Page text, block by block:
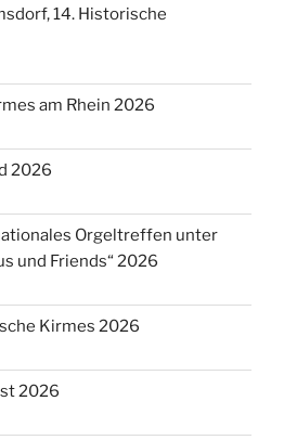
14. Historische
am Rhein 2026
2026
Orgeltreffen unter
und Friends“ 2026
Kirmes 2026
2026